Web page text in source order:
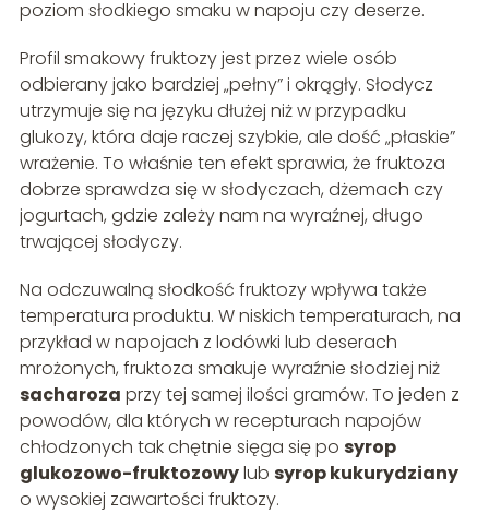
poziom słodkiego smaku w napoju czy deserze.
Profil smakowy fruktozy jest przez wiele osób
odbierany jako bardziej „pełny” i okrągły. Słodycz
utrzymuje się na języku dłużej niż w przypadku
glukozy, która daje raczej szybkie, ale dość „płaskie”
wrażenie. To właśnie ten efekt sprawia, że fruktoza
dobrze sprawdza się w słodyczach, dżemach czy
jogurtach, gdzie zależy nam na wyraźnej, długo
trwającej słodyczy.
Na odczuwalną słodkość fruktozy wpływa także
temperatura produktu. W niskich temperaturach, na
przykład w napojach z lodówki lub deserach
mrożonych, fruktoza smakuje wyraźnie słodziej niż
sacharoza przy tej samej ilości gramów. To jeden z
powodów, dla których w recepturach napojów
chłodzonych tak chętnie sięga się po syrop
glukozowo-fruktozowylub syrop kukurydziany
o wysokiej zawartości fruktozy.